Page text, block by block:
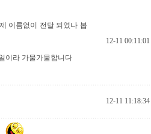
이름없이 전달 되였나 봅
이라 가물가물합니다
12-11 00:11:01
12-11 11:18:34